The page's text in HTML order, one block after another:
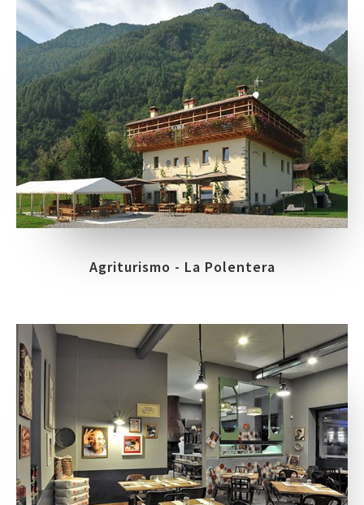
Agriturismo - La Polentera